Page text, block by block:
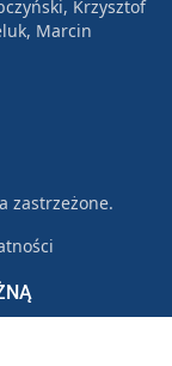
Krzysztof
Marcin
zastrzeżone.